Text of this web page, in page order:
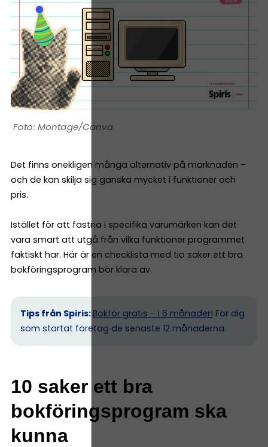
Montage/Canva
Det finns onekligen många alternativ på marknaden –
och de kan skilja sig ganska mycket i funktioner och
pris.
Istället för att fastna i specifika varumärken kan det
vara smart att utgå från vilka funktioner programmet
faktiskt har. Här är en checklista med tio saker ett bra
bokföringsprogram bör klara av.
Tips från Spiris: Bokför gratis – i 6 månader! För dig
som startat företag de senaste 12 månaderna.
10 saker ett bra
bokföringsprogram ska
kunna